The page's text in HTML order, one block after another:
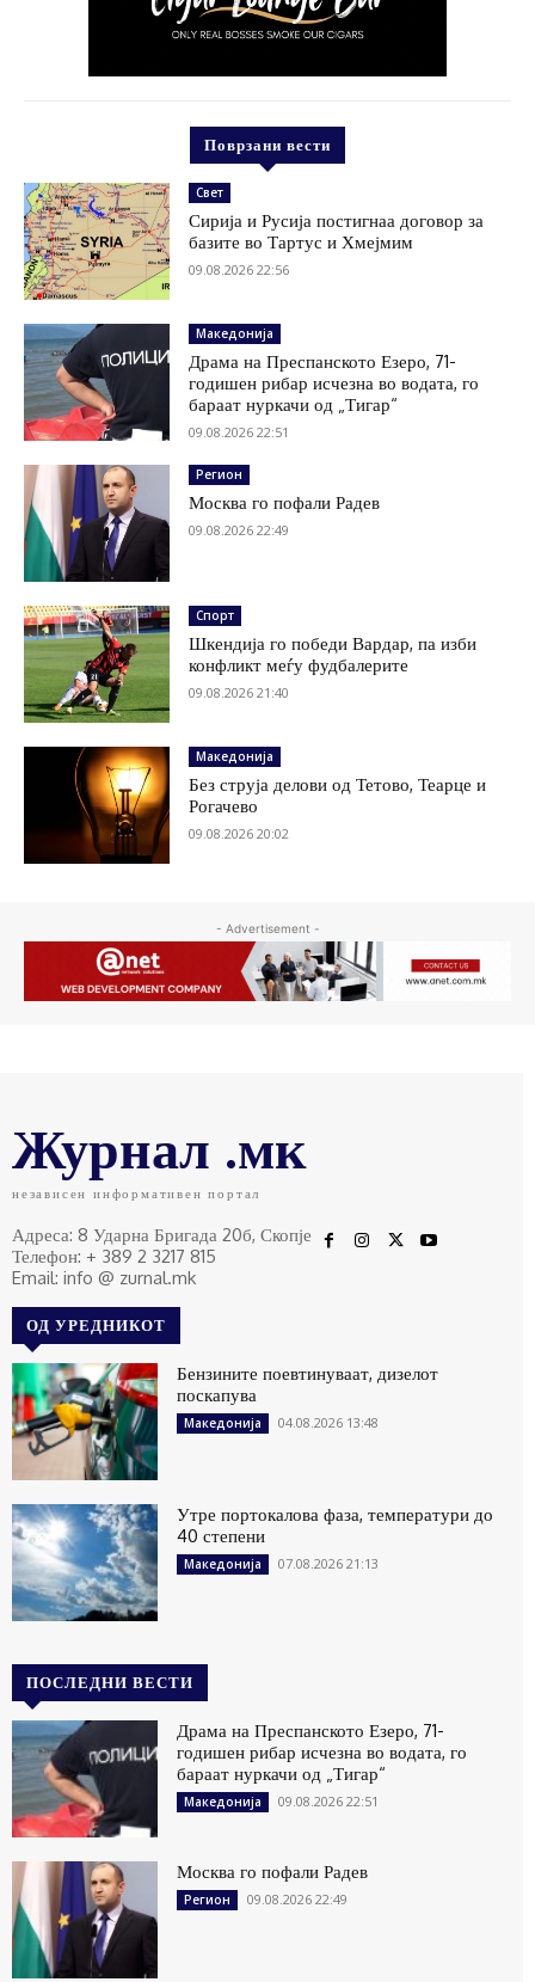
Поврзани вести
Свет
Сирија и Русија постигнаа договор за
базите во Тартус и Хмејмим
09.08.2026 22:56
Македонија
Драма на Преспанското Езеро, 71-
годишен рибар исчезна во водата, го
бараат нуркачи од „Тигар“
09.08.2026 22:51
Регион
Москва го пофали Радев
09.08.2026 22:49
Спорт
Шкендија го победи Вардар, па изби
конфликт меѓу фудбалерите
09.08.2026 21:40
Македонија
Без струја делови од Тетово, Теарце и
Рогачево
09.08.2026 20:02
- Advertisement -
Журнал .мк
независен информативен портал
Адреса: 8 Ударна Бригада 20б, Скопје
Телефон: + 389 2 3217 815
Email: info @ zurnal.mk
ОД УРЕДНИКОТ
Бензините поевтинуваат, дизелот
поскапува
Македонија 04.08.2026 13:48
Утре портокалова фаза, температури до
40 степени
Македонија 07.08.2026 21:13
ПОСЛЕДНИ ВЕСТИ
Драма на Преспанското Езеро, 71-
годишен рибар исчезна во водата, го
бараат нуркачи од „Тигар“
Македонија 09.08.2026 22:51
Москва го пофали Радев
Регион 09.08.2026 22:49